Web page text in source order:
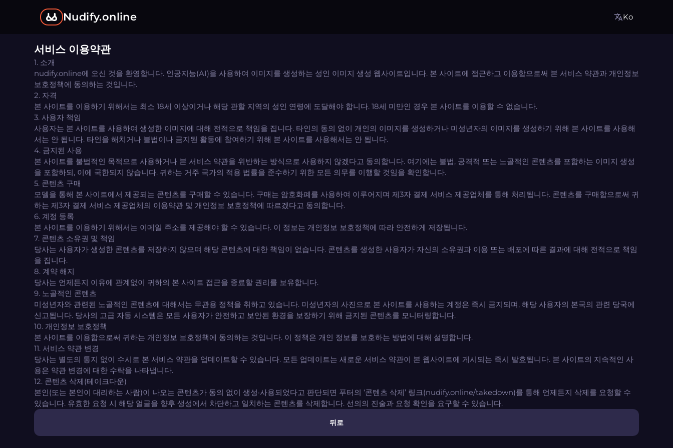
Nudify.online Ko
서비스 이용약관
1. 소개
nudify.online에 오신 것을 환영합니다. 인공지능(AI)을 사용하여 이미지를 생성하는 성인 이미지 생성 웹사이트입니다. 본 사이트에 접근하고 이용함으로써 본 서비스 약관과 개인정보
보호정책에 동의하는 것입니다.
2. 자격
본 사이트를 이용하기 위해서는 최소 18세 이상이거나 해당 관할 지역의 성인 연령에 도달해야 합니다. 18세 미만인 경우 본 사이트를 이용할 수 없습니다.
3. 사용자 책임
사용자는 본 사이트를 사용하여 생성한 이미지에 대해 전적으로 책임을 집니다. 타인의 동의 없이 개인의 이미지를 생성하거나 미성년자의 이미지를 생성하기 위해 본 사이트를 사용해
서는 안 됩니다. 타인을 해치거나 불법이나 금지된 활동에 참여하기 위해 본 사이트를 사용해서는 안 됩니다.
4. 금지된 사용
본 사이트를 불법적인 목적으로 사용하거나 본 서비스 약관을 위반하는 방식으로 사용하지 않겠다고 동의합니다. 여기에는 불법, 공격적 또는 노골적인 콘텐츠를 포함하는 이미지 생성
을 포함하되, 이에 국한되지 않습니다. 귀하는 거주 국가의 적용 법률을 준수하기 위한 모든 의무를 이행할 것임을 확인합니다.
5. 콘텐츠 구매
모델을 통해 본 사이트에서 제공되는 콘텐츠를 구매할 수 있습니다. 구매는 암호화폐를 사용하여 이루어지며 제3자 결제 서비스 제공업체를 통해 처리됩니다. 콘텐츠를 구매함으로써 귀
하는 제3자 결제 서비스 제공업체의 이용약관 및 개인정보 보호정책에 따르겠다고 동의합니다.
6. 계정 등록
본 사이트를 이용하기 위해서는 이메일 주소를 제공해야 할 수 있습니다. 이 정보는 개인정보 보호정책에 따라 안전하게 저장됩니다.
7. 콘텐츠 소유권 및 책임
당사는 사용자가 생성한 콘텐츠를 저장하지 않으며 해당 콘텐츠에 대한 책임이 없습니다. 콘텐츠를 생성한 사용자가 자신의 소유권과 이용 또는 배포에 따른 결과에 대해 전적으로 책임
을 집니다.
8. 계약 해지
당사는 언제든지 이유에 관계없이 귀하의 본 사이트 접근을 종료할 권리를 보유합니다.
9. 노골적인 콘텐츠
미성년자와 관련된 노골적인 콘텐츠에 대해서는 무관용 정책을 취하고 있습니다. 미성년자의 사진으로 본 사이트를 사용하는 계정은 즉시 금지되며, 해당 사용자의 본국의 관련 당국에
신고됩니다. 당사의 고급 자동 시스템은 모든 사용자가 안전하고 보안된 환경을 보장하기 위해 금지된 콘텐츠를 모니터링합니다.
10. 개인정보 보호정책
본 사이트를 이용함으로써 귀하는 개인정보 보호정책에 동의하는 것입니다. 이 정책은 개인 정보를 보호하는 방법에 대해 설명합니다.
11. 서비스 약관 변경
당사는 별도의 통지 없이 수시로 본 서비스 약관을 업데이트할 수 있습니다. 모든 업데이트는 새로운 서비스 약관이 본 웹사이트에 게시되는 즉시 발효됩니다. 본 사이트의 지속적인 사
용은 약관 변경에 대한 수락을 나타냅니다.
12. 콘텐츠 삭제(테이크다운)
본인(또는 본인이 대리하는 사람)이 나오는 콘텐츠가 동의 없이 생성·사용되었다고 판단되면 푸터의 ‘콘텐츠 삭제’ 링크(nudify.online/takedown)를 통해 언제든지 삭제를 요청할 수
있습니다. 유효한 요청 시 해당 얼굴을 향후 생성에서 차단하고 일치하는 콘텐츠를 삭제합니다. 선의의 진술과 요청 확인을 요구할 수 있습니다.
뒤로